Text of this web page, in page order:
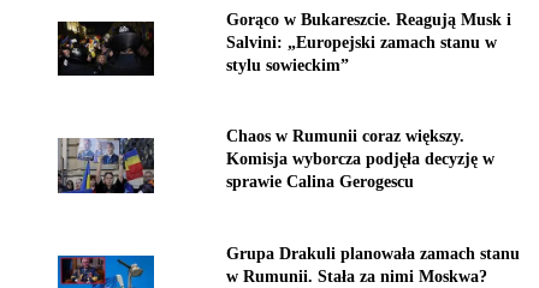
Gorąco w Bukareszcie. Reagują Musk i
Salvini: „Europejski zamach stanu w
stylu sowieckim”
Chaos w Rumunii coraz większy.
Komisja wyborcza podjęła decyzję w
sprawie Calina Gerogescu
Grupa Drakuli planowała zamach stanu
w Rumunii. Stała za nimi Moskwa?